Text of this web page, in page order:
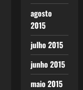
agosto
2015
julho 2015
junho 2015
maio 2015